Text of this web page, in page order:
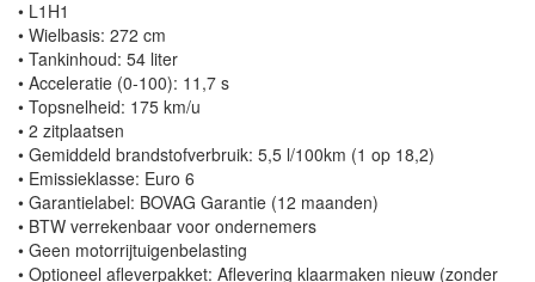
• L1H1
• Wielbasis: 272 cm
• Tankinhoud: 54 liter
• Acceleratie (0-100): 11,7 s
• Topsnelheid: 175 km/u
• 2 zitplaatsen
• Gemiddeld brandstofverbruik: 5,5 l/100km (1 op 18,2)
• Emissieklasse: Euro 6
• Garantielabel: BOVAG Garantie (12 maanden)
• BTW verrekenbaar voor ondernemers
• Geen motorrijtuigenbelasting
• Optioneel afleverpakket: Aflevering klaarmaken nieuw (zonder